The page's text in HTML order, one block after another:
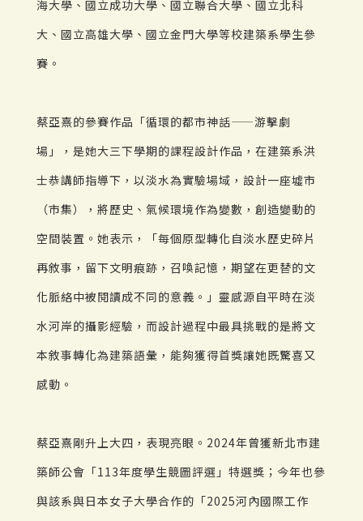
海大學、國立成功大學、國立聯合大學、國立北科
大、國立高雄大學、國立金門大學等校建築系學生參
賽。
蔡亞熹的參賽作品「循環的都市神話——游擊劇
場」，是她大三下學期的課程設計作品，在建築系洪
士恭講師指導下，以淡水為實驗場域，設計一座墟市
（市集），將歷史、氣候環境作為變數，創造變動的
空間裝置。她表示，「每個原型轉化自淡水歷史碎片
再敘事，留下文明痕跡，召喚記憶，期望在更替的文
化脈絡中被閱讀成不同的意義。」靈感源自平時在淡
水河岸的攝影經驗，而設計過程中最具挑戰的是將文
本敘事轉化為建築語彙，能夠獲得首獎讓她既驚喜又
感動。
蔡亞熹剛升上大四，表現亮眼。2024年曾獲新北市建
築師公會「113年度學生競圖評選」特選獎；今年也參
與該系與日本女子大學合作的「2025河內國際工作